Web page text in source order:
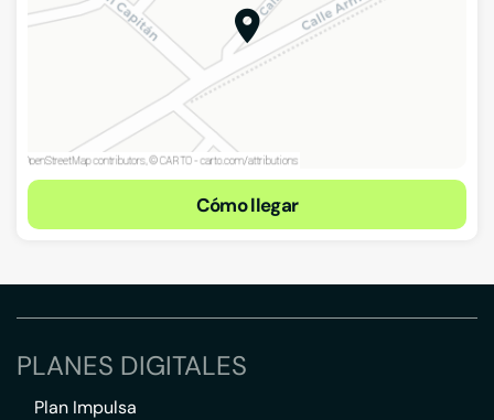
Cómo llegar
PLANES DIGITALES
Plan Impulsa